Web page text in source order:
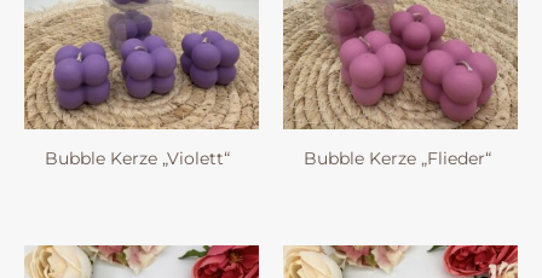
Bubble Kerze „Violett“ Bubble Kerze „Flieder“